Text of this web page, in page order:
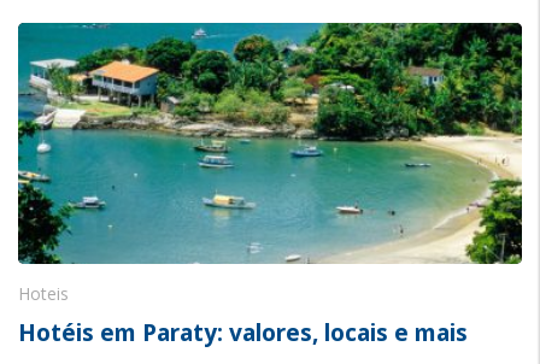
Hoteis
Hotéis em Paraty: valores, locais e mais